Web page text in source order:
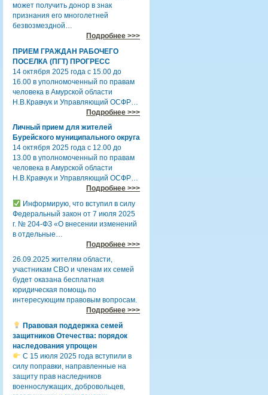
может получить донор в знак
признания его многолетней
безвозмездной…
Подробнее >>>
ПРИЕМ ГРАЖДАН РАБОЧЕГО
ПОСЕЛКА (ПГТ) ПРОГРЕСС
14 октября 2025 года с 15.00 до
16.00 в уполномоченный по правам
человека в Амурской области
Н.В.Кравчук и Управляющий ОСФР…
Подробнее >>>
Личный прием для жителей
Бурейского муниципального округа
14 октября 2025 года с 12.00 до
13.00 в уполномоченный по правам
человека в Амурской области
Н.В.Кравчук и Управляющий ОСФР…
Подробнее >>>
Информирую, что вступил в силу
Федеральный закон от 7 июля 2025
г. № 204-ФЗ «О внесении изменений
в отдельные…
Подробнее >>>
26.09.2025 жителям области,
участникам СВО и членам их семей
будет оказана бесплатная
юридическая помощь по
интересующим правовым вопросам.
Подробнее >>>
Правовая поддержка семей
защитников Отечества: порядок
наследования упрощен
С 15 июля 2025 года вступили в
силу поправки, направленные на
защиту прав наследников
военнослужащих, добровольцев,